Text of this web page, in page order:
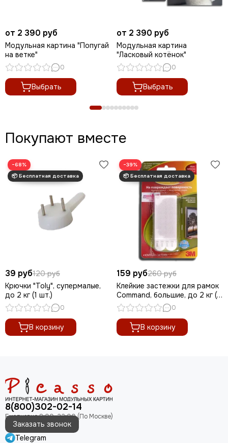
от 2 390 руб
Модульная картина "Попугай
на ветке"
0
Выбрать
от 2 390 руб
Модульная картина
"Ласковый котёнок"
0
Выбрать
Покупают вместе
−68%
39 руб120 руб
Крючки "Toly", супермалые,
до 2 кг (1 шт.)
0
В корзину
−39%
159 руб260 руб
Клейкие застежки для рамок
Command, большие, до 2 кг (1
шт.)
0
В корзину
8(800)302-02-14
Заказать звонок
Telegram